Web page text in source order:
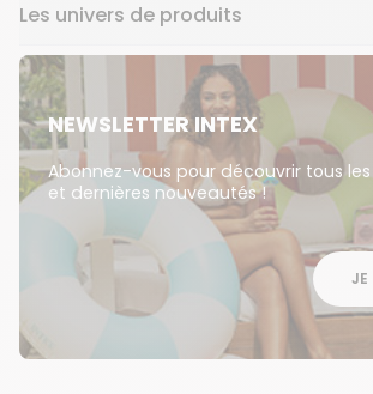
Les univers de produits
NEWSLETTER INTEX
Abonnez-vous pour découvrir tous
et dernières nouveautés !
JE